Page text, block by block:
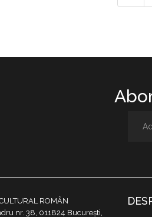
ROMÂN
nr. 38, 011824 București,